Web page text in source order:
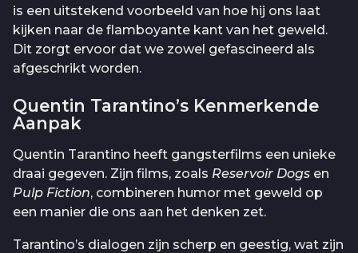
is een uitstekend voorbeeld van hoe hij ons laat
kijken naar de flamboyante kant van het geweld.
Dit zorgt ervoor dat we zowel gefascineerd als
afgeschrikt worden.
Quentin Tarantino’s Kenmerkende
Aanpak
Quentin Tarantino heeft gangsterfilms een unieke
draai gegeven. Zijn films, zoals Reservoir Dogs en
Pulp Fiction, combineren humor met geweld op
een manier die ons aan het denken zet.
Tarantino’s dialogen zijn scherp en geestig, wat zijn